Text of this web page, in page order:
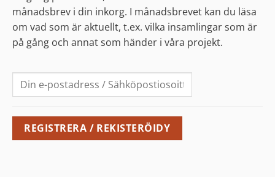
månadsbrev i din inkorg. I månadsbrevet kan du läsa
om vad som är aktuellt, t.ex. vilka insamlingar som är
på gång och annat som händer i våra projekt.